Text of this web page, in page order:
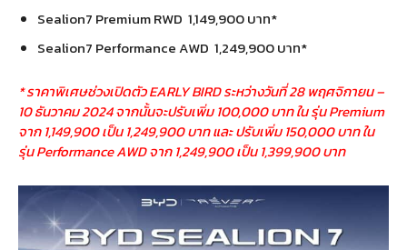
Sealion7 Premium RWD 1,149,900 บาท*
Sealion7 Performance AWD 1,249,900 บาท*
* ราคาพิเศษช่วงเปิดตัว EARLY BIRD ระหว่างวันที่ 28 พฤศจิกายน –
10 ธันวาคม 2024 จากนั้นจะปรับเพิ่ม 100,000 บาท ใน รุ่น Premium
จาก 1,149,900 เป็น 1,249,900 บาท และ ปรับเพิ่ม 150,000 บาท ใน
รุ่น Performance AWD จาก 1,249,900 เป็น 1,399,900 บาท